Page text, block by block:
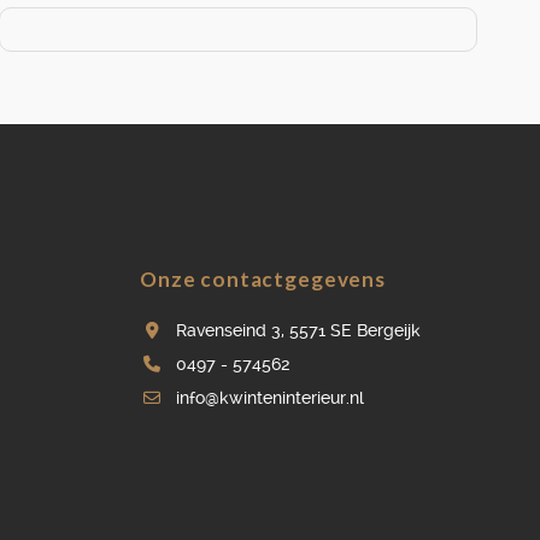
Onze contactgegevens
Ravenseind 3, 5571 SE Bergeijk
0497 - 574562
info@kwinteninterieur.nl